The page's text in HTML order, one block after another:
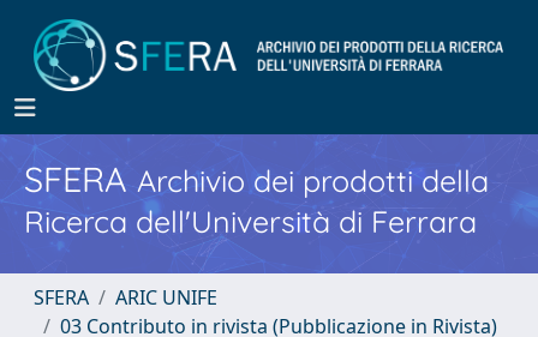
SFERA Archivio dei prodotti della
Ricerca dell'Università di Ferrara
SFERA
ARIC UNIFE
03 Contributo in rivista (Pubblicazione in Rivista)